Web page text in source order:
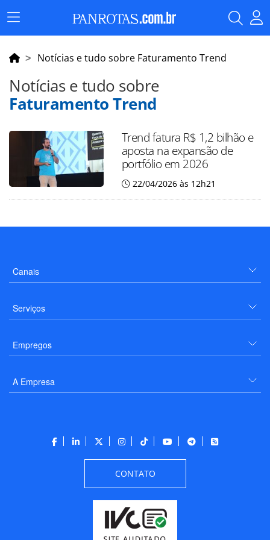
Menu
Principal
Notícias e tudo sobre Faturamento Trend
Notícias e tudo sobre
Faturamento Trend
Trend fatura R$ 1,2 bilhão e
aposta na expansão de
portfólio em 2026
22/04/2026 às 12h21
Canais
Serviços
Empregos
A Empresa
CONTATO